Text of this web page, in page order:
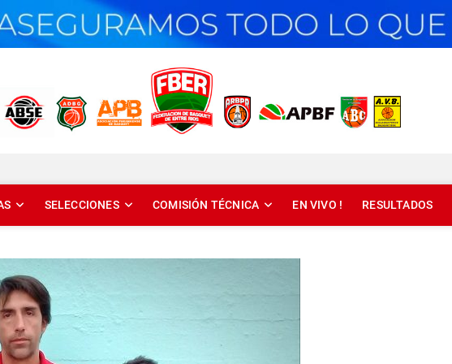
DE ENTRE RÍOS
SELECCIONES COMISIÓN TÉCNICA EN VIVO ! RESULTADOS